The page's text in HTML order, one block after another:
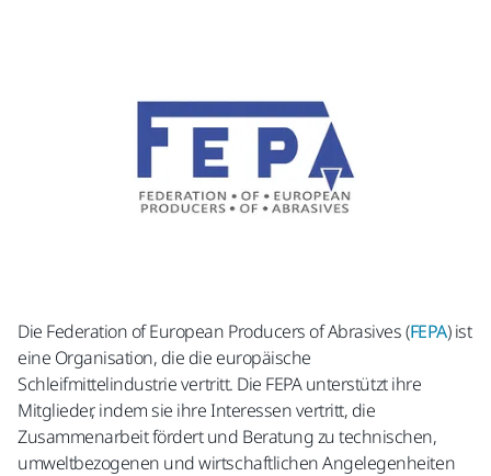
Die Federation of European Producers of Abrasives (FEPA) ist
eine Organisation, die die europäische
Schleifmittelindustrie vertritt. Die FEPA unterstützt ihre
Mitglieder, indem sie ihre Interessen vertritt, die
Zusammenarbeit fördert und Beratung zu technischen,
umweltbezogenen und wirtschaftlichen Angelegenheiten